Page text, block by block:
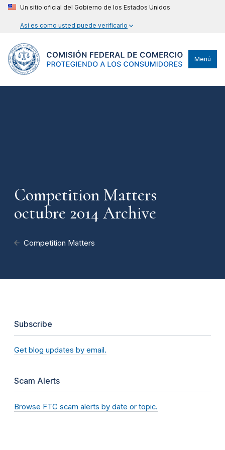
Un sitio oficial del Gobierno de los Estados Unidos
Así es como usted puede verificarlo
Menú
Competition Matters
octubre 2014 Archive
Competition Matters
Subscribe
Get blog updates by email.
Scam Alerts
Browse FTC scam alerts by date or topic.